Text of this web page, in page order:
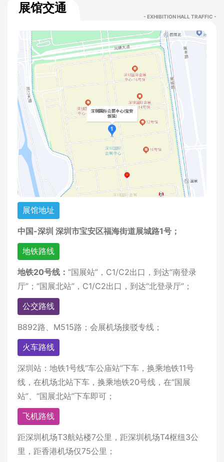
展馆交通
- EXHIBITION HALL TRAFFIC -
展馆地址
中国-深圳 深圳市宝安区福海街道展城路1号；
地铁路线
地铁20号线： “国展站”，C1/C2出口，到达“南登录
厅”；“国展北站”，C1/C2出口，到达“北登录厅”；
公交路线
B892路、M515路；会展机场接驳专线；
火车路线
深圳站：地铁1号线“车公庙站”下车，换乘地铁11号
线，在机场北站下车，换乘地铁20号线，在“国展
站”、“国展北站”下车即可；
飞机路线
距深圳机场T3航站楼7公里，距深圳机场T4枢纽3公
里，距香港机场仅75公里；